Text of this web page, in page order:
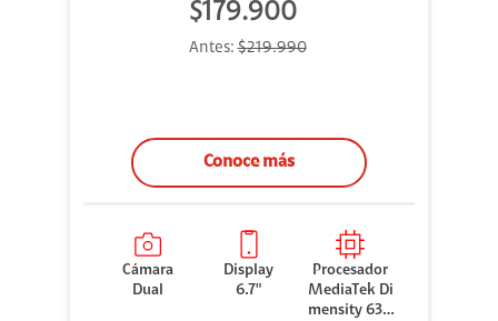
$179.900
Antes:$219.990
Conoce más
Cámara
Dual
Display
6.7"
Procesador
MediaTek Di
mensity 630